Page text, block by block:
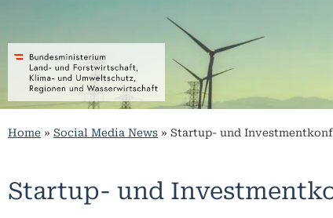
Home » Social Media News » Startup- und
Startup- und